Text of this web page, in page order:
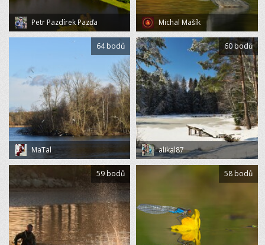
Petr Pazdírek Pazďa Michal Mašík
MaTal
64 bodů
alikal87
60 bodů
59 bodů 58 bodů